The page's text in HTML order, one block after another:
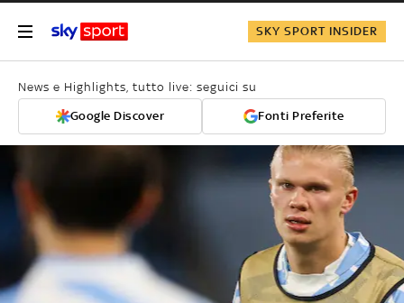
SKY SPORT INSIDER
News e Highlights, tutto live: seguici su
Google Discover Fonti Preferite